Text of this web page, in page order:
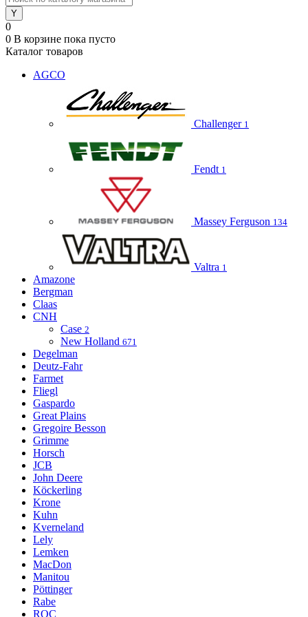
0
0 В корзине пока пусто
Каталог товаров
AGCO
Challenger 1
Fendt 1
Massey Ferguson 134
Valtra 1
Amazone
Bergman
Claas
CNH
Case 2
New Holland 671
Degelman
Deutz-Fahr
Farmet
Fliegl
Gaspardo
Great Plains
Gregoire Besson
Grimme
Horsch
JCB
John Deere
Köckerling
Krone
Kuhn
Kverneland
Lely
Lemken
MacDon
Manitou
Pöttinger
Rabe
ROC